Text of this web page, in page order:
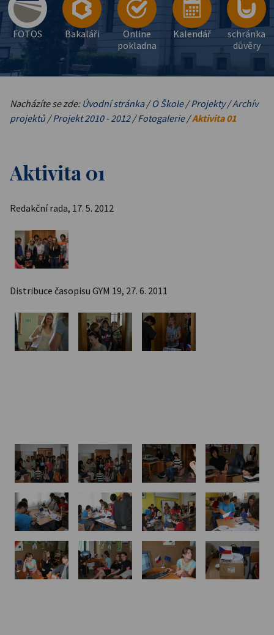
FOTOS Bakaláři
Online
pokladna
Kalendář
schránka
důvěry
Nacházíte se zde: Úvodní stránka/O Škole/Projekty/Archív
projektů/Projekt 2010 - 2012/Fotogalerie/Aktivita 01
Aktivita 01
Redakční rada, 17. 5. 2012
Distribuce časopisu GYM 19, 27. 6. 2011